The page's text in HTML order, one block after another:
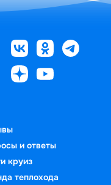
и ответы
круиз
теплохода